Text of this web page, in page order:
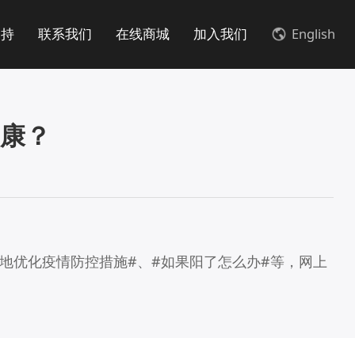
联系我们 在线商城 加入我们 English
？
优化疫情防控措施#、#如果阳了怎么办#等，网上